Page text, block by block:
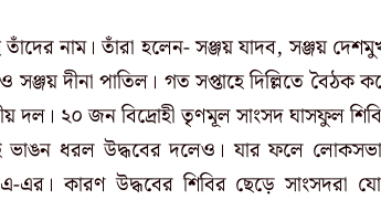
নাম। তাঁরা হলেন- সঞ্জয় যাদব, সঞ্জয়
দীনা পাতিল। গত সপ্তাহে দিল্লিতে বৈঠক
দল। ২০ জন বিদ্রোহী তৃণমূল সাংসদ ঘাসফুল
ভাঙন ধরল উদ্ধবের দলেও। যার ফলে
কারণ উদ্ধবের শিবির ছেড়ে সাংসদরা